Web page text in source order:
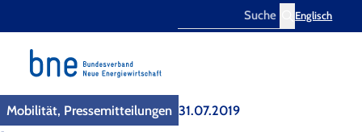
Englisch
Mobilität, Pressemitteilungen 31.07.2019